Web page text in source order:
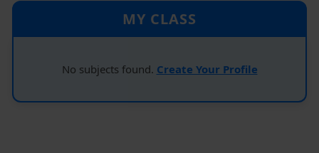
MY CLASS
No subjects found. Create Your Profile